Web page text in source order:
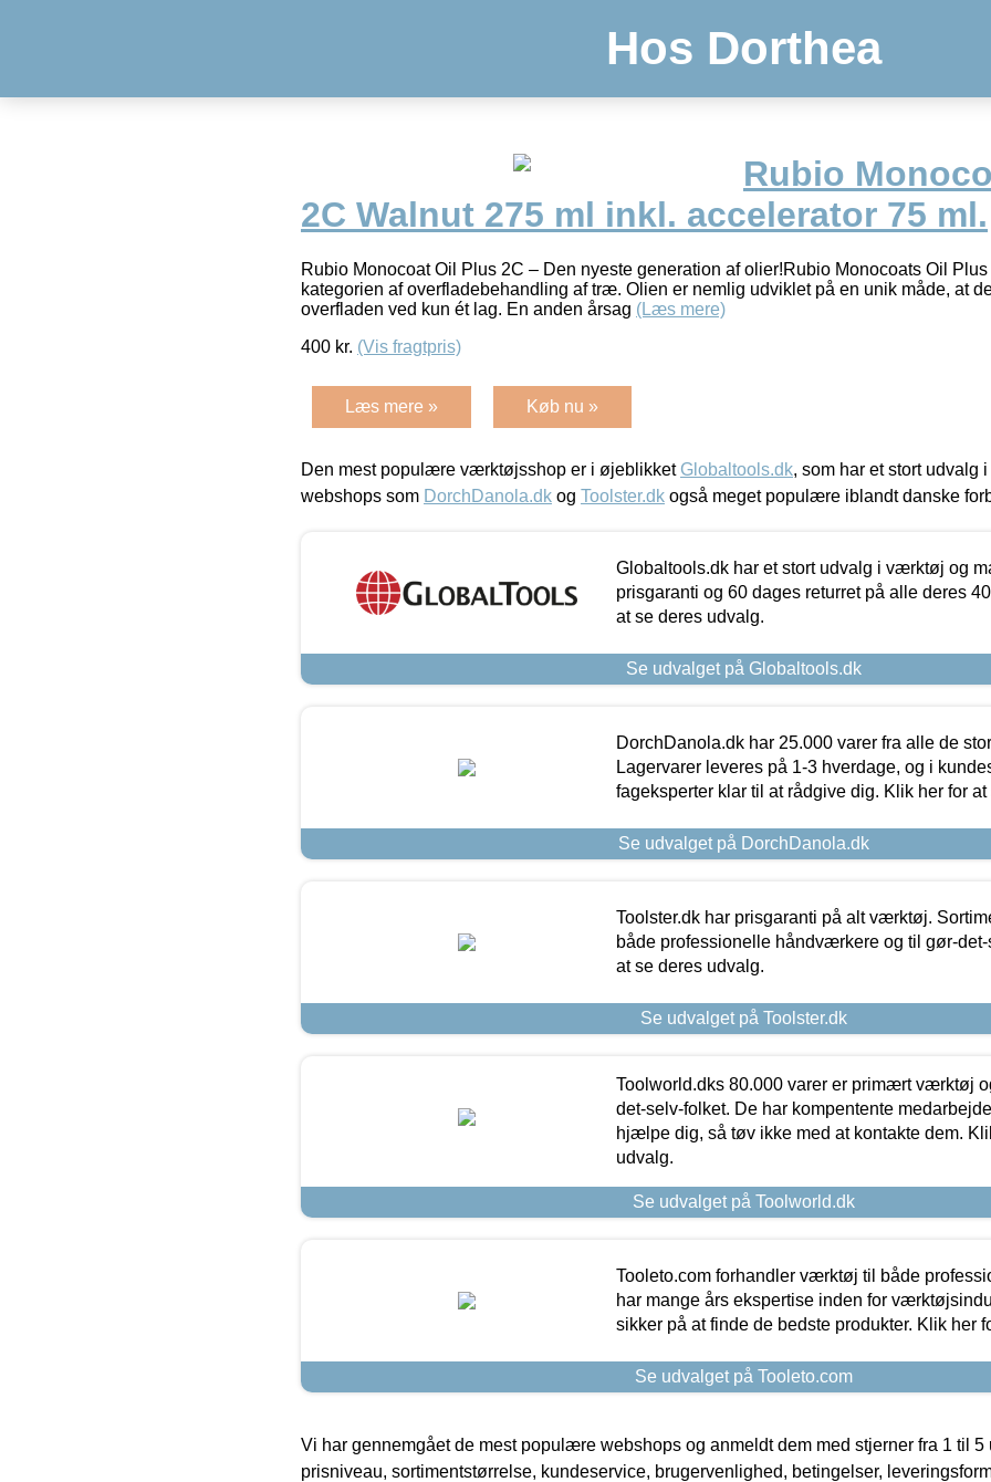
Hos Dorthea
Rubio
2C Walnut 275 ml inkl. accelerator 75 ml.
Rubio Monocoat Oil Plus 2C – Den nyeste generation af olier!Rubio Monocoats Oil
kategorien af overfladebehandling af træ. Olien er nemlig udviklet på en unik måde, at
overfladen ved kun ét lag. En anden årsag (Læs mere)
400 kr. (Vis fragtpris)
Læs mere » Køb nu »
Den mest populære værktøjsshop er i øjeblikket Globaltools.dk, som har et stort udvalg
webshops som DorchDanola.dk og Toolster.dk også meget populære iblandt danske
Globaltools.dk har et stort udvalg i værktøj og
prisgaranti og 60 dages returret på alle deres
at se deres udvalg.
Se udvalget på Globaltools.dk
DorchDanola.dk har 25.000 varer fra alle de
Lagervarer leveres på 1-3 hverdage, og i
fageksperter klar til at rådgive dig. Klik her for
Se udvalget på DorchDanola.dk
Toolster.dk har prisgaranti på alt værktøj.
både professionelle håndværkere og til gør-
at se deres udvalg.
Se udvalget på Toolster.dk
Toolworld.dks 80.000 varer er primært værktøj
det-selv-folket. De har kompentente
hjælpe dig, så tøv ikke med at kontakte dem.
udvalg.
Se udvalget på Toolworld.dk
Tooleto.com forhandler værktøj til både
har mange års ekspertise inden for
sikker på at finde de bedste produkter. Klik her
Se udvalget på Tooleto.com
Vi har gennemgået de mest populære webshops og anmeldt dem med stjerner fra 1 til 5
prisniveau, sortimentstørrelse, kundeservice, brugervenlighed, betingelser,